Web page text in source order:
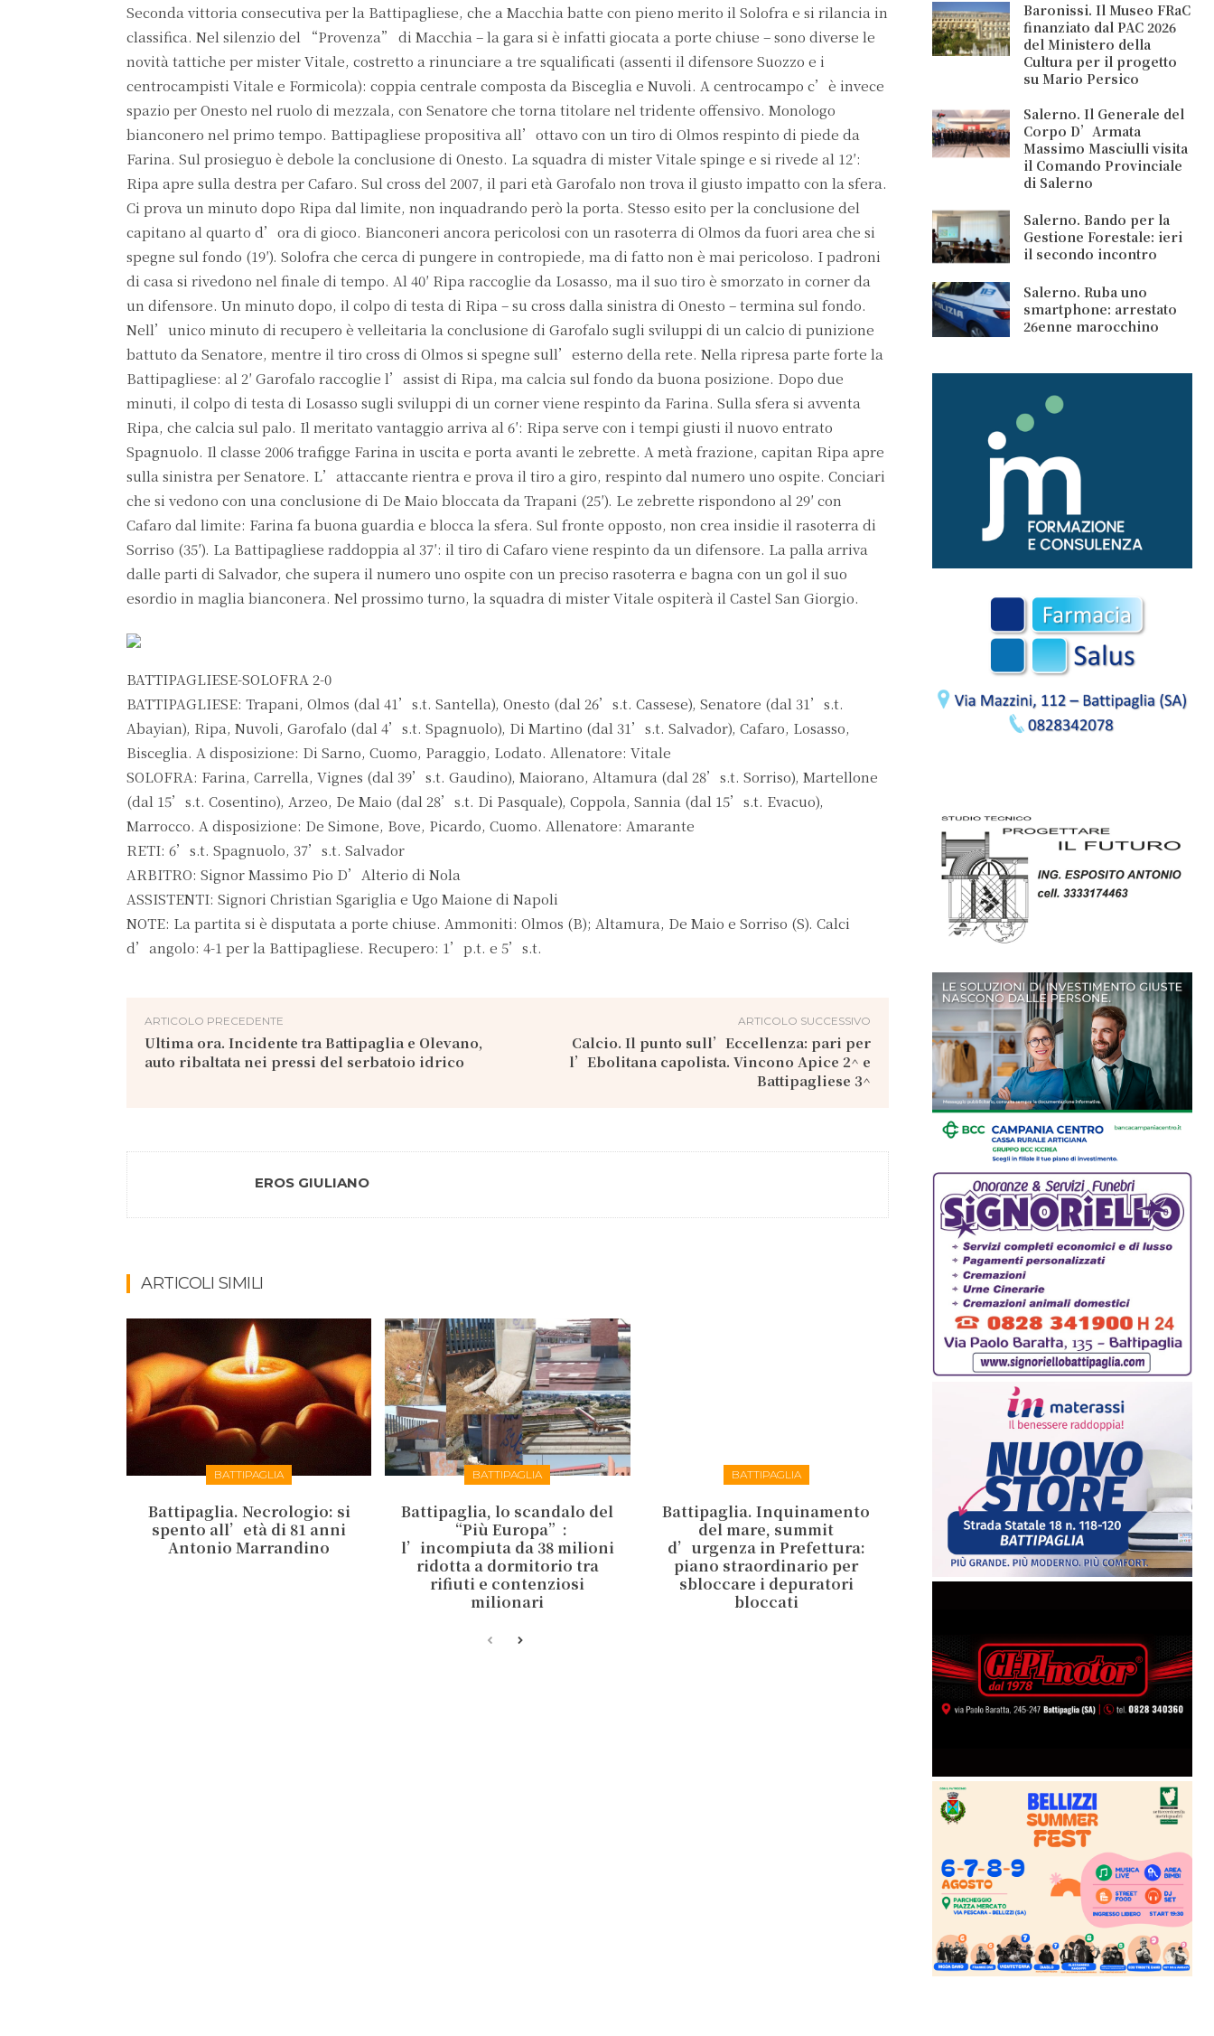
Seconda vittoria consecutiva per la Battipagliese, che a Macchia batte con pieno merito il Solofra e si rilancia in
classifica. Nel silenzio del “Provenza” di Macchia – la gara si è infatti giocata a porte chiuse – sono diverse le
novità tattiche per mister Vitale, costretto a rinunciare a tre squalificati (assenti il difensore Suozzo e i
centrocampisti Vitale e Formicola): coppia centrale composta da Bisceglia e Nuvoli. A centrocampo c’è invece
spazio per Onesto nel ruolo di mezzala, con Senatore che torna titolare nel tridente offensivo. Monologo
bianconero nel primo tempo. Battipagliese propositiva all’ottavo con un tiro di Olmos respinto di piede da
Farina. Sul prosieguo è debole la conclusione di Onesto. La squadra di mister Vitale spinge e si rivede al 12′:
Ripa apre sulla destra per Cafaro. Sul cross del 2007, il pari età Garofalo non trova il giusto impatto con la sfera.
Ci prova un minuto dopo Ripa dal limite, non inquadrando però la porta. Stesso esito per la conclusione del
capitano al quarto d’ora di gioco. Bianconeri ancora pericolosi con un rasoterra di Olmos da fuori area che si
spegne sul fondo (19′). Solofra che cerca di pungere in contropiede, ma di fatto non è mai pericoloso. I padroni
di casa si rivedono nel finale di tempo. Al 40′ Ripa raccoglie da Losasso, ma il suo tiro è smorzato in corner da
un difensore. Un minuto dopo, il colpo di testa di Ripa – su cross dalla sinistra di Onesto – termina sul fondo.
Nell’unico minuto di recupero è velleitaria la conclusione di Garofalo sugli sviluppi di un calcio di punizione
battuto da Senatore, mentre il tiro cross di Olmos si spegne sull’esterno della rete. Nella ripresa parte forte la
Battipagliese: al 2′ Garofalo raccoglie l’assist di Ripa, ma calcia sul fondo da buona posizione. Dopo due
minuti, il colpo di testa di Losasso sugli sviluppi di un corner viene respinto da Farina. Sulla sfera si avventa
Ripa, che calcia sul palo. Il meritato vantaggio arriva al 6′: Ripa serve con i tempi giusti il nuovo entrato
Spagnuolo. Il classe 2006 trafigge Farina in uscita e porta avanti le zebrette. A metà frazione, capitan Ripa apre
sulla sinistra per Senatore. L’attaccante rientra e prova il tiro a giro, respinto dal numero uno ospite. Conciari
che si vedono con una conclusione di De Maio bloccata da Trapani (25′). Le zebrette rispondono al 29′ con
Cafaro dal limite: Farina fa buona guardia e blocca la sfera. Sul fronte opposto, non crea insidie il rasoterra di
Sorriso (35′). La Battipagliese raddoppia al 37′: il tiro di Cafaro viene respinto da un difensore. La palla arriva
dalle parti di Salvador, che supera il numero uno ospite con un preciso rasoterra e bagna con un gol il suo
esordio in maglia bianconera. Nel prossimo turno, la squadra di mister Vitale ospiterà il Castel San Giorgio.
BATTIPAGLIESE-SOLOFRA 2-0
BATTIPAGLIESE: Trapani, Olmos (dal 41’s.t. Santella), Onesto (dal 26’s.t. Cassese), Senatore (dal 31’s.t.
Abayian), Ripa, Nuvoli, Garofalo (dal 4’s.t. Spagnuolo), Di Martino (dal 31’s.t. Salvador), Cafaro, Losasso,
Bisceglia. A disposizione: Di Sarno, Cuomo, Paraggio, Lodato. Allenatore: Vitale
SOLOFRA: Farina, Carrella, Vignes (dal 39’s.t. Gaudino), Maiorano, Altamura (dal 28’s.t. Sorriso), Martellone
(dal 15’s.t. Cosentino), Arzeo, De Maio (dal 28’s.t. Di Pasquale), Coppola, Sannia (dal 15’s.t. Evacuo),
Marrocco. A disposizione: De Simone, Bove, Picardo, Cuomo. Allenatore: Amarante
RETI: 6’s.t. Spagnuolo, 37’s.t. Salvador
ARBITRO: Signor Massimo Pio D’Alterio di Nola
ASSISTENTI: Signori Christian Sgariglia e Ugo Maione di Napoli
NOTE: La partita si è disputata a porte chiuse. Ammoniti: Olmos (B); Altamura, De Maio e Sorriso (S). Calci
d’angolo: 4-1 per la Battipagliese. Recupero: 1’p.t. e 5’s.t.
ARTICOLO PRECEDENTE
Ultima ora. Incidente tra Battipaglia e Olevano,
auto ribaltata nei pressi del serbatoio idrico
ARTICOLO SUCCESSIVO
Calcio. Il punto sull’Eccellenza: pari per
l’Ebolitana capolista. Vincono Apice 2^ e
Battipagliese 3^
EROS GIULIANO
ARTICOLI SIMILI
BATTIPAGLIA
Battipaglia. Necrologio: si
spento all’età di 81 anni
Antonio Marrandino
BATTIPAGLIA
Battipaglia, lo scandalo del
“Più Europa”:
l’incompiuta da 38 milioni
ridotta a dormitorio tra
rifiuti e contenziosi
milionari
BATTIPAGLIA
Battipaglia. Inquinamento
del mare, summit
d’urgenza in Prefettura:
piano straordinario per
sbloccare i depuratori
bloccati
Baronissi. Il Museo FRaC
finanziato dal PAC 2026
del Ministero della
Cultura per il progetto
su Mario Persico
Salerno. Il Generale del
Corpo D’Armata
Massimo Masciulli visita
il Comando Provinciale
di Salerno
Salerno. Bando per la
Gestione Forestale: ieri
il secondo incontro
Salerno. Ruba uno
smartphone: arrestato
26enne marocchino